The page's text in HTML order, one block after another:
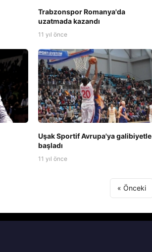
Trabzonspor Romanya'da
uzatmada kazandı
11 yıl önce
Uşak Sportif Avrupa'ya galibiyetle
başladı
11 yıl önce
« Önceki